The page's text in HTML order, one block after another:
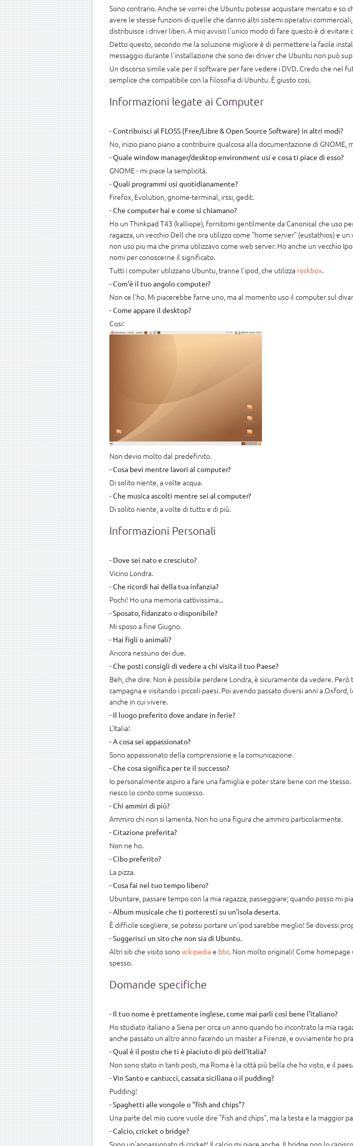
Sono contrario. Anche se vorrei che Ubuntu potesse acquistare mercato e so
avere le stesse funzioni di quelle che danno altri sistemi operativi
distribuisce i driver liberi. A mio avviso l'unico modo di fare questo è di
Detto questo, secondo me la soluzione migliore è di permettere la facile
messaggio durante l'installazione che sono dei driver che Ubuntu non può
Un discorso simile vale per il software per fare vedere i DVD. Credo che nel
semplice che compatibile con la filosofia di Ubuntu. È giusto cosi.
Informazioni legate ai Computer
- Contribuisci al FLOSS (Free/Libre & Open Source Software) in altri modi?
No, inizio piano piano a contribuire qualcosa alla documentazione di GNOME,
- Quale window manager/desktop environment usi e cosa ti piace di esso?
GNOME - mi piace la semplicità.
- Quali programmi usi quotidianamente?
Firefox, Evolution, gnome-terminal, irssi, gedit.
- Che computer hai e come si chiamano?
Ho un Thinkpad T43 (kalliope), fornitomi gentilmente da Canonical che uso
ragazza, un vecchio Dell che ora utilizzo come "home server" (eustathios) e
non uso piu ma che prima utilizzavo come web server. Ho anche un vecchio
nomi per conoscerne il significato.
Tutti i computer utilizzano Ubuntu, tranne l'ipod, che utilizza rockbox.
- Com’è il tuo angolo computer?
Non ce l'ho. Mi piacerebbe farne uno, ma al momento uso il computer sul
- Come appare il desktop?
Cosi:
Non devio molto dal predefinito.
- Cosa bevi mentre lavori al computer?
Di solito niente, a volte acqua.
- Che musica ascolti mentre sei al computer?
Di solito niente, a volte di tutto e di più.
Informazioni Personali
- Dove sei nato e cresciuto?
Vicino Londra.
- Che ricordi hai della tua infanzia?
Pochi! Ho una memoria cattivissima...
- Sposato, fidanzato o disponibile?
Mi sposo a fine Giugno.
- Hai figli o animali?
Ancora nessuno dei due.
- Che posti consigli di vedere a chi visita il tuo Paese?
Beh, che dire. Non è possibile perdere Londra, è sicuramente da vedere.
campagna e visitando i piccoli paesi. Poi avendo passato diversi anni a
anche in cui vivere.
- Il luogo preferito dove andare in ferie?
L'Italia!
- A cosa sei appassionato?
Sono appassionato della comprensione e la comunicazione.
- Che cosa significa per te il successo?
Io personalmente aspiro a fare una famiglia e poter stare bene con me
riesco lo conto come successo.
- Chi ammiri di più?
Ammiro chi non si lamenta. Non ho una figura che ammiro particolarmente.
- Citazione preferita?
Non ne ho.
- Cibo preferito?
La pizza.
- Cosa fai nel tuo tempo libero?
Ubuntare, passare tempo con la mia ragazza, passeggiare; quando posso mi
- Album musicale che ti porteresti su un'isola deserta.
È difficile scegliere, se potessi portare un'ipod sarebbe meglio! Se dovessi
- Suggerisci un sito che non sia di Ubuntu.
Altri siti che visito sonowikipedia e bbc. Non molto originali! Come homepage
spesso.
Domande specifiche
- Il tuo nome è prettamente inglese, come mai parli così bene l'italiano?
Ho studiato italiano a Siena per circa un anno quando ho incontrato la mia
anche passato un altro anno facendo un master a Firenze, e ovviamente ho
- Qual è il posto che ti è piaciuto di più dell'Italia?
Non sono stato in tanti posti, ma Roma è la città più bella che ho visto, e il
- Vin Santo e cantucci, cassata siciliana o il pudding?
Pudding!
- Spaghetti alle vongole o "fish and chips"?
Una parte del mio cuore vuole dire "fish and chips", ma la testa e la maggior
- Calcio, cricket o bridge?
Sono un'appassionato di cricket! Il calcio mi piace anche. Il bridge non lo capisco...